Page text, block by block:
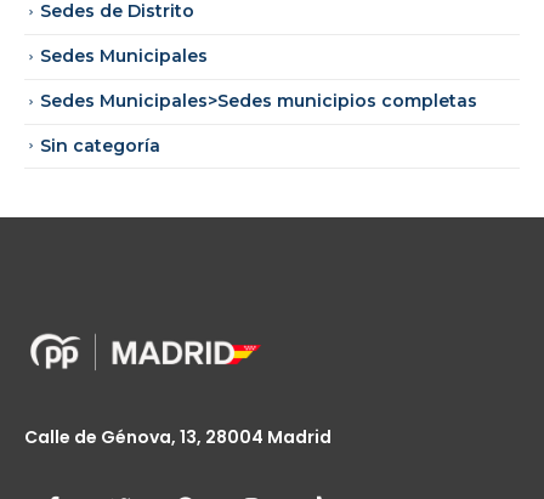
Sedes de Distrito
Sedes Municipales
Sedes Municipales>Sedes municipios completas
Sin categoría
Calle de Génova, 13, 28004 Madrid